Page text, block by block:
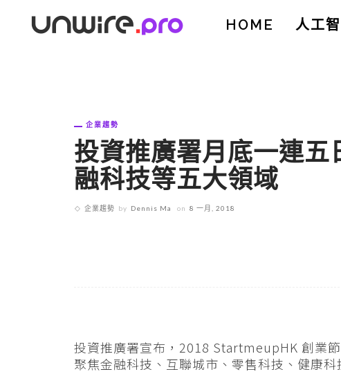
HOME 人工
企業趨勢
投資推廣署月底一連
融科技等五大領域
企業趨勢 by Dennis Ma on 8 一月, 2018
投資推廣署宣布，2018 StartmeupHK 創業
聚焦金融科技、互聯城市、零售科技、健康科